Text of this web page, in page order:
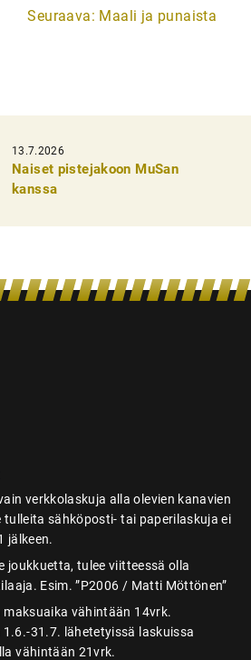
Seuraava: Maali ja punaista
13.7.2026
Naiset pistejakoon MuSan
kanssa
verkkolaskuja alla olevien kanavien
tulleita sähköposti- tai paperilaskuja ei
jälkeen.
joukkuetta, tulee viitteessä olla
Esim. ”P2006 / Matti Möttönen”
maksuaika vähintään 14vrk.
1.6.-31.7. lähetetyissä laskuissa
vähintään 21vrk.